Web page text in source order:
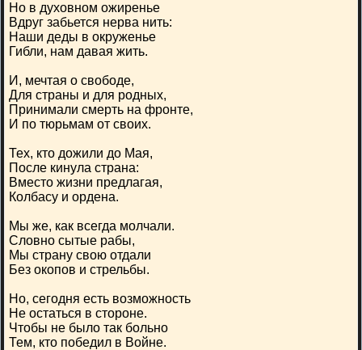
Но в духовном ожиренье
Вдруг забьется нерва нить:
Наши деды в окруженье
Гибли, нам давая жить.
И, мечтая о свободе,
Для страны и для родных,
Принимали смерть на фронте,
И по тюрьмам от своих.
Тех, кто дожили до Мая,
После кинула страна:
Вместо жизни предлагая,
Колбасу и ордена.
Мы же, как всегда молчали.
Словно сытые рабы,
Мы страну свою отдали
Без окопов и стрельбы.
Но, сегодня есть возможность
Не остаться в стороне.
Чтобы не было так больно
Тем, кто победил в Войне.